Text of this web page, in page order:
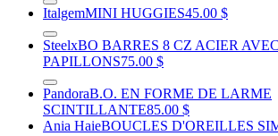
ItalgemMINI HUGGIES45.00 $
SteelxBO BARRES 8 CZ ACIER
PAPILLONS75.00 $
PandoraB.O. EN FORME DE LARME
SCINTILLANTE85.00 $
Ania HaieBOUCLES D'OREILLES